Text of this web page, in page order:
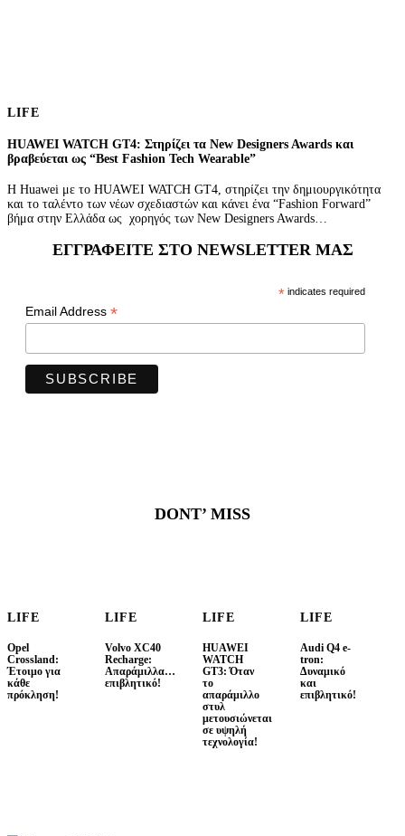
LIFE
HUAWEI WATCH GT4: Στηρίζει τα New Designers Awards και
βραβεύεται ως “Best Fashion Tech Wearable”
Η Huawei με το HUAWEI WATCH GT4, στηρίζει την δημιουργικότητα
και το ταλέντο των νέων σχεδιαστών και κάνει ένα “Fashion Forward”
βήμα στην Ελλάδα ως χορηγός των New Designers Awards…
ΕΓΓΡΑΦΕΊΤΕ ΣΤΟ NEWSLETTER ΜΑΣ
* indicates required
Email Address *
DONT’ MISS
LIFE
Opel
Crossland:
Έτοιμο για
κάθε
πρόκληση!
LIFE
Volvo XC40
Recharge:
Απαράμιλλα…
επιβλητικό!
LIFE
HUAWEI
WATCH
GT3: Όταν
το
απαράμιλλο
στυλ
μετουσιώνεται
σε υψηλή
τεχνολογία!
LIFE
Audi Q4 e-
tron:
Δυναμικό
και
επιβλητικό!